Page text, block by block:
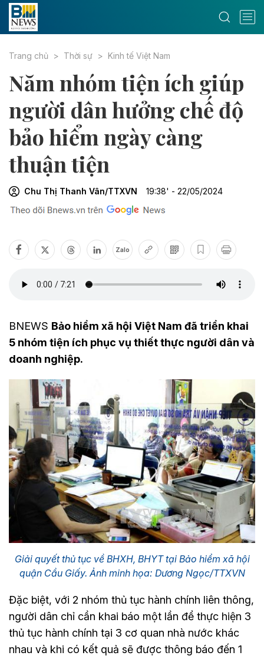
Trang chủ Thời sự Kinh tế Việt Nam
Năm nhóm tiện ích giúp
người dân hưởng chế độ
bảo hiểm ngày càng
thuận tiện
Chu Thị Thanh Vân/TTXVN 19:38' - 22/05/2024
Zalo
BNEWS Bảo hiểm xã hội Việt Nam đã triển khai
5 nhóm tiện ích phục vụ thiết thực người dân và
doanh nghiệp.
Giải quyết thủ tục về BHXH, BHYT tại Bảo hiểm xã hội
quận Cầu Giấy. Ảnh minh họa: Dương Ngọc/TTXVN
Đặc biệt, với 2 nhóm thủ tục hành chính liên thông,
người dân chỉ cần khai báo một lần để thực hiện 3
thủ tục hành chính tại 3 cơ quan nhà nước khác
nhau và khi có kết quả sẽ được thông báo đến 1